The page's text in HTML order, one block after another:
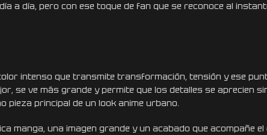
a día, pero con ese toque de fan que se reconoce al
intenso que transmite transformación, tensión y ese
se ve más grande y permite que los detalles se aprecien
pieza principal de un look anime urbano.
una imagen grande y un acabado que acompañe el